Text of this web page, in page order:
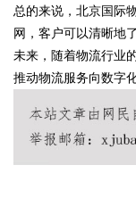
Bo
总的来说，北京国际
网，客户可以清晰地
未来，随着物流行业
推动物流服务向数字